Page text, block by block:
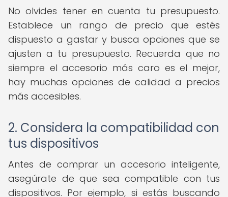
No olvides tener en cuenta tu presupuesto.
Establece un rango de precio que estés
dispuesto a gastar y busca opciones que se
ajusten a tu presupuesto. Recuerda que no
siempre el accesorio más caro es el mejor,
hay muchas opciones de calidad a precios
más accesibles.
2. Considera la compatibilidad con
tus dispositivos
Antes de comprar un accesorio inteligente,
asegúrate de que sea compatible con tus
dispositivos. Por ejemplo, si estás buscando